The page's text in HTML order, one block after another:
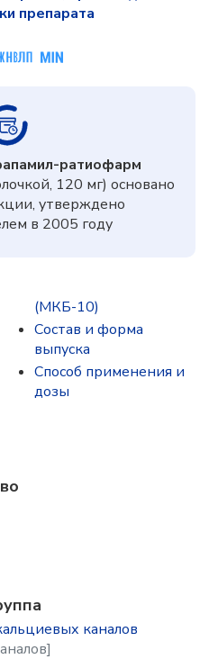
препарата
ратиофарм
120 мг) основано
утверждено
в 2005 году
(МКБ-10)
Состав и форма
выпускa
Способ применения и
дозы
каналов